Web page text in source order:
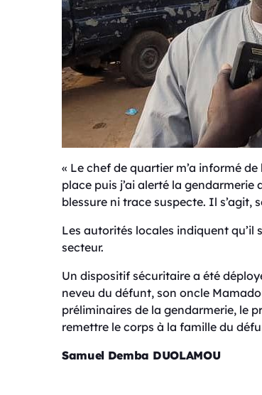
« Le chef de quartier m’a informé
place puis j’ai alerté la gendarmerie
blessure ni trace suspecte. Il s’agit,
Les autorités locales indiquent qu’il
secteur.
Un dispositif sécuritaire a été
neveu du défunt, son oncle
préliminaires de la gendarmerie, le
remettre le corps à la famille du
Samuel Demba DUOLAMOU